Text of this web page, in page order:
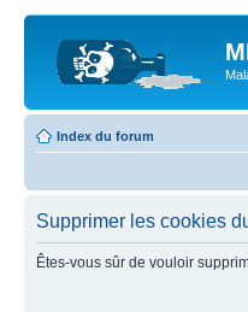
Index du forum
Supprimer les cookies
Êtes-vous sûr de vouloir